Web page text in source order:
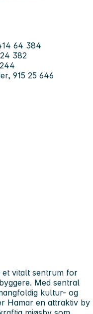
64 384
382
915 25 646
et vitalt sentrum for
Med sentral
kultur- og
Hamar en attraktiv by